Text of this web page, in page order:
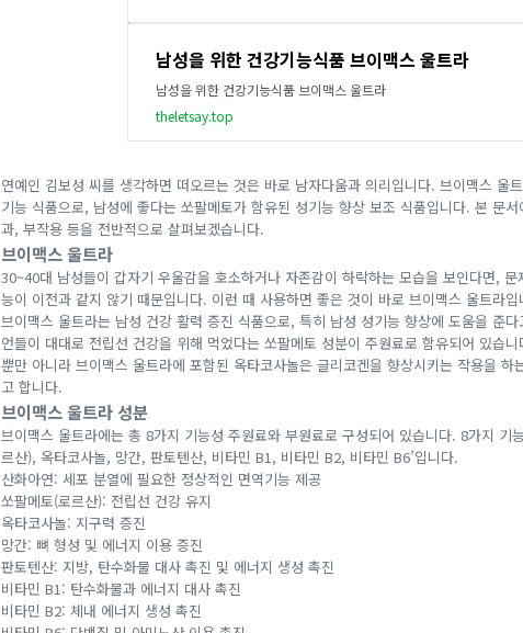
남성을 위한 건강기능식품 브이맥스 울트라
남성을 위한 건강기능식품 브이맥스 울트라
theletsay.top
연예인 김보성 씨를 생각하면 떠오르는 것은 바로 남자다움과 의리입니다. 브이맥스 울
기능 식품으로, 남성에 좋다는 쏘팔메토가 함유된 성기능 향상 보조 식품입니다. 본 문
과, 부작용 등을 전반적으로 살펴보겠습니다.
브이맥스 울트라
30~40대 남성들이 갑자기 우울감을 호소하거나 자존감이 하락하는 모습을 보인다면,
능이 이전과 같지 않기 때문입니다. 이런 때 사용하면 좋은 것이 바로 브이맥스 울트라입
브이맥스 울트라는 남성 건강 활력 증진 식품으로, 특히 남성 성기능 향상에 도움을 준
언들이 대대로 전립선 건강을 위해 먹었다는 쏘팔메토 성분이 주원료로 함유되어 있습니
뿐만 아니라 브이맥스 울트라에 포함된 옥타코사놀은 글리코겐을 향상시키는 작용을
고 합니다.
브이맥스 울트라 성분
브이맥스 울트라에는 총 8가지 기능성 주원료와 부원료로 구성되어 있습니다. 8가지 기
르산), 옥타코사놀, 망간, 판토텐산, 비타민 B1, 비타민 B2, 비타민 B6’입니다.
산화아연: 세포 분열에 필요한 정상적인 면역기능 제공
쏘팔메토(로르산): 전립선 건강 유지
옥타코사놀: 지구력 증진
망간: 뼈 형성 및 에너지 이용 증진
판토텐산: 지방, 탄수화물 대사 촉진 및 에너지 생성 촉진
비타민 B1: 탄수화물과 에너지 대사 촉진
비타민 B2: 체내 에너지 생성 촉진